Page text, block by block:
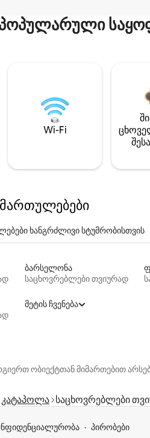
Wi-Fi
ხანგრძლივი სტუმრობისთვის
ბარსელონა
საცხოვრებლები თვიურად
მეტის ჩვენება
ობიექტთან მიმართებით
კატაპოლა საცხოვრებლები
პირობები